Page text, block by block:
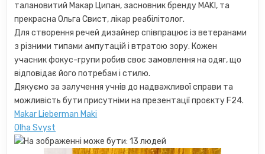
талановитий Макар Ципан, засновник бренду MAKI, та
прекрасна Ольга Свист, лікар реабілітолог.
Для створення речей дизайнер співпрацює із ветеранами
з різними типами ампутацій і втратою зору. Кожен
учасник фокус-групи робив своє замовлення на одяг, що
відповідає його потребам і стилю.
Дякуємо за залучення учнів до надважливої справи та
можливість бути присутніми на презентації проєкту F24.
Makar Lieberman Maki
Olha Svyst